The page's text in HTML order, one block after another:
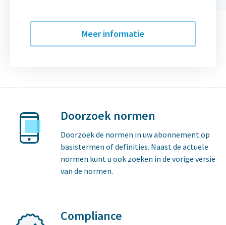
Meer informatie
Doorzoek normen
Doorzoek de normen in uw abonnement op
basistermen of definities. Naast de actuele
normen kunt u ook zoeken in de vorige versie
van de normen.
Compliance